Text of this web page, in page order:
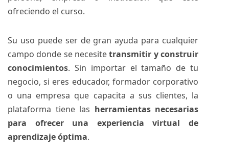
ofreciendo el curso.
Su uso puede ser de gran ayuda para cualquier
campo donde se necesitetransmitir y construir
conocimientos. Sin importar el tamaño de tu
negocio, si eres educador, formador corporativo
o una empresa que capacita a sus clientes, la
plataforma tiene las herramientas necesarias
para ofrecer una experiencia virtual de
aprendizaje óptima.